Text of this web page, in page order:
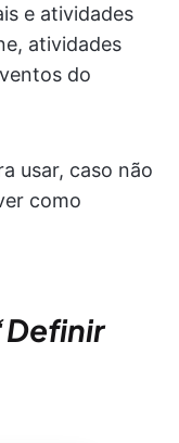
e atividades
atividades
do
usar, caso não
como